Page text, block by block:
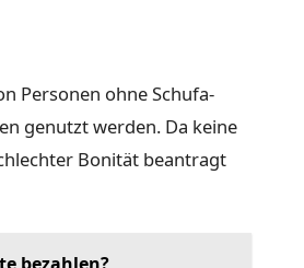
Personen ohne Schufa-
genutzt werden. Da keine
Bonität beantragt
bezahlen?